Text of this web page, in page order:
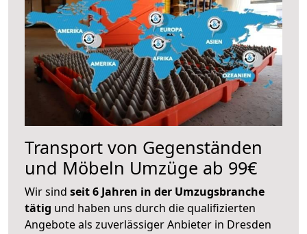
Transport von Gegenständen
und Möbeln Umzüge ab 99€
Wir sind seit 6 Jahren in der Umzugsbranche
tätig und haben uns durch die qualifizierten
Angebote als zuverlässiger Anbieter in Dresden